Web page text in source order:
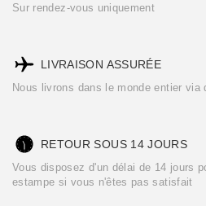
Sur rendez-vous uniquement
LIVRAISON ASSURÉE
Nous livrons dans le monde entier
RETOUR SOUS 14 JOURS
Vous disposez d'un délai de 14 jours
estampe si vous n'êtes pas satisfait